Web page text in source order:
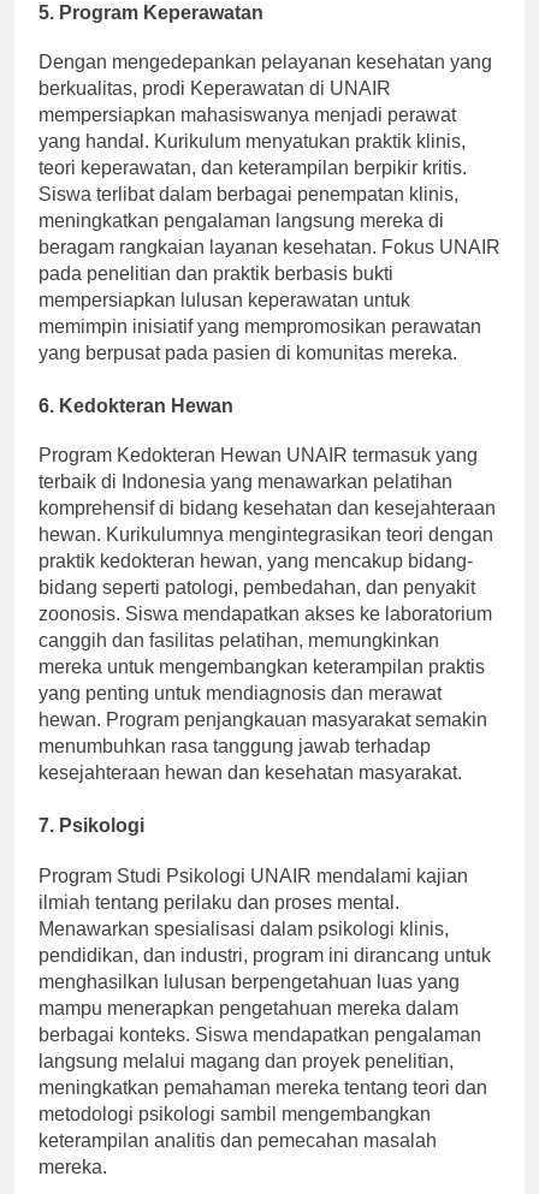
5. Program Keperawatan
Dengan mengedepankan pelayanan kesehatan yang
berkualitas, prodi Keperawatan di UNAIR
mempersiapkan mahasiswanya menjadi perawat
yang handal. Kurikulum menyatukan praktik klinis,
teori keperawatan, dan keterampilan berpikir kritis.
Siswa terlibat dalam berbagai penempatan klinis,
meningkatkan pengalaman langsung mereka di
beragam rangkaian layanan kesehatan. Fokus UNAIR
pada penelitian dan praktik berbasis bukti
mempersiapkan lulusan keperawatan untuk
memimpin inisiatif yang mempromosikan perawatan
yang berpusat pada pasien di komunitas mereka.
6. Kedokteran Hewan
Program Kedokteran Hewan UNAIR termasuk yang
terbaik di Indonesia yang menawarkan pelatihan
komprehensif di bidang kesehatan dan kesejahteraan
hewan. Kurikulumnya mengintegrasikan teori dengan
praktik kedokteran hewan, yang mencakup bidang-
bidang seperti patologi, pembedahan, dan penyakit
zoonosis. Siswa mendapatkan akses ke laboratorium
canggih dan fasilitas pelatihan, memungkinkan
mereka untuk mengembangkan keterampilan praktis
yang penting untuk mendiagnosis dan merawat
hewan. Program penjangkauan masyarakat semakin
menumbuhkan rasa tanggung jawab terhadap
kesejahteraan hewan dan kesehatan masyarakat.
7. Psikologi
Program Studi Psikologi UNAIR mendalami kajian
ilmiah tentang perilaku dan proses mental.
Menawarkan spesialisasi dalam psikologi klinis,
pendidikan, dan industri, program ini dirancang untuk
menghasilkan lulusan berpengetahuan luas yang
mampu menerapkan pengetahuan mereka dalam
berbagai konteks. Siswa mendapatkan pengalaman
langsung melalui magang dan proyek penelitian,
meningkatkan pemahaman mereka tentang teori dan
metodologi psikologi sambil mengembangkan
keterampilan analitis dan pemecahan masalah
mereka.